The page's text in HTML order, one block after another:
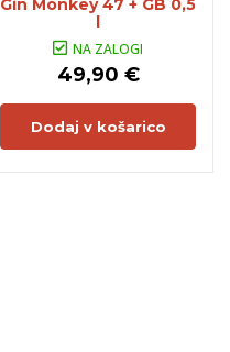
Gin Monkey 47 + GB 0,5
l
NA ZALOGI
49,90 €
Dodaj v košarico